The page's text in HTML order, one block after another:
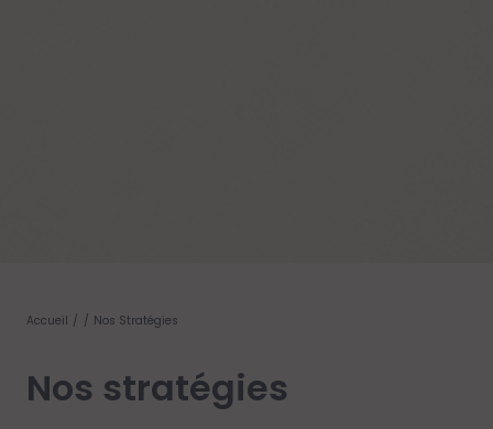
Accueil Nos Stratégies
Nos stratégies